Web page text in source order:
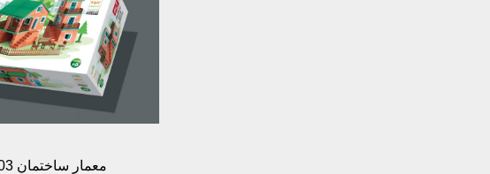
معمار ساختمان 12103